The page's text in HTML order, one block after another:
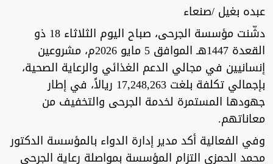
عبده بغيل /صنعاء
دشّنت مؤسسة الجرحى، صباح اليوم الثلاثاء 18 ذو
القعدة 1447هـ الموافق 5 مايو 2026م، مشروعين
إنسانيين في مجالي الدعم الغذائي والرعاية الصحية،
بإجمالي تكلفة بلغت 17,248,263 ريالاً، في إطار
جهودها المستمرة لخدمة الجرحى والتخفيف من
معاناتهم.
وفي الفعالية أكد مدير إدارة الدواء بالمؤسسة الدكتور
محمد الحمزي التزام المؤسسة بمواصلة رعاية الجرحى